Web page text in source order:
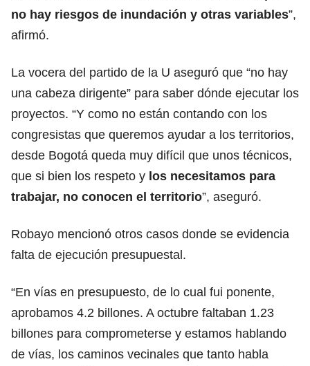
no hay riesgos de inundación y otras variables”,
afirmó.
La vocera del partido de la U aseguró que “no hay
una cabeza dirigente” para saber dónde ejecutar los
proyectos. “Y como no están contando con los
congresistas que queremos ayudar a los territorios,
desde Bogotá queda muy difícil que unos técnicos,
que si bien los respeto y los necesitamos para
trabajar, no conocen el territorio”, aseguró.
Robayo mencionó otros casos donde se evidencia
falta de ejecución presupuestal.
“En vías en presupuesto, de lo cual fui ponente,
aprobamos 4.2 billones. A octubre faltaban 1.23
billones para comprometerse y estamos hablando
de vías, los caminos vecinales que tanto habla